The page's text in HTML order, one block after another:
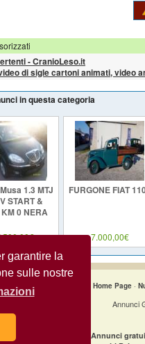
garantire la
sulle nostre
- CranioLeso.it
di sigle cartoni animati, video
in questa categoria
1.3 MTJ
START &
0 NERA
FURGONE FIAT
7.000,00€
Home Page ·
Annunci
Annunci